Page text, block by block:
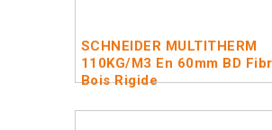
SCHNEIDER MULTITHERM
110KG/m3 En 60mm BD
Bois Rigide